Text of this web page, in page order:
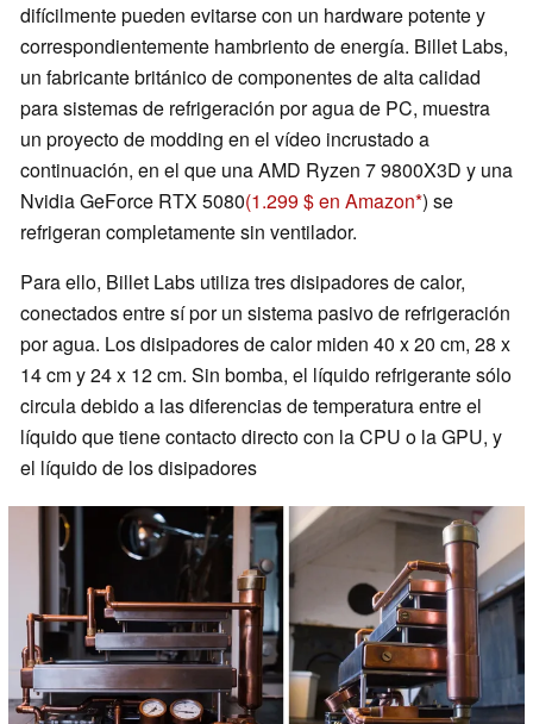
difícilmente pueden evitarse con un hardware potente y
correspondientemente hambriento de energía. Billet Labs,
un fabricante británico de componentes de alta calidad
para sistemas de refrigeración por agua de PC, muestra
un proyecto de modding en el vídeo incrustado a
continuación, en el que una AMD Ryzen 7 9800X3D y una
Nvidia GeForce RTX 5080(1.299 $ en Amazon ) se
refrigeran completamente sin ventilador.
Para ello, Billet Labs utiliza tres disipadores de calor,
conectados entre sí por un sistema pasivo de refrigeración
por agua. Los disipadores de calor miden 40 x 20 cm, 28 x
14 cm y 24 x 12 cm. Sin bomba, el líquido refrigerante sólo
circula debido a las diferencias de temperatura entre el
líquido que tiene contacto directo con la CPU o la GPU, y
el líquido de los disipadores